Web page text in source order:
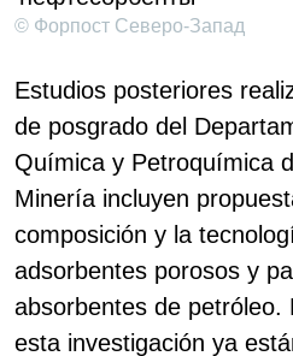
© Форпост Северо-Запад
Estudios posteriores
de posgrado del
Química y Petroquímica
Minería incluyen
composición y la
adsorbentes porosos y
absorbentes de petróleo.
esta investigación ya